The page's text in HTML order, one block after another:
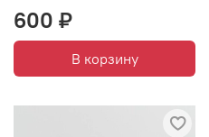
600 ₽
В корзину